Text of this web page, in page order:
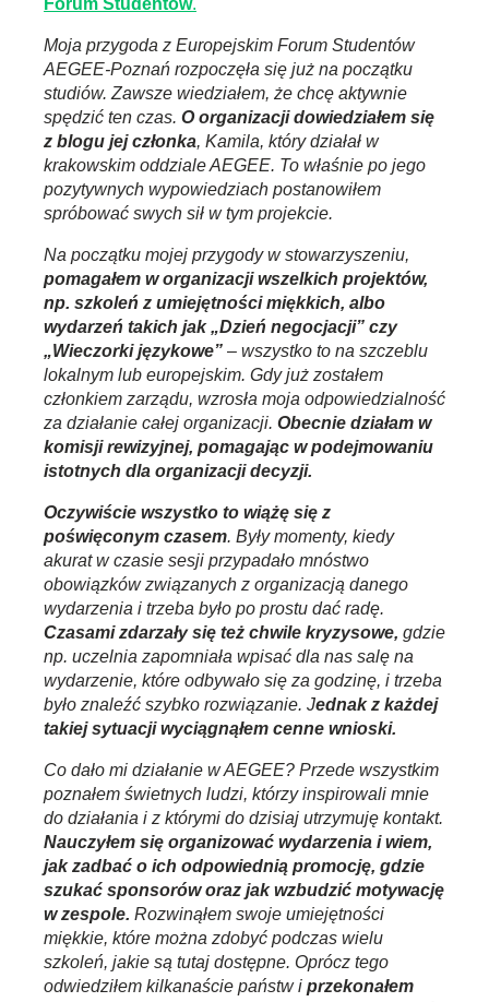
Forum Studentów.
Moja przygoda z Europejskim Forum Studentów
AEGEE-Poznań rozpoczęła się już na początku
studiów. Zawsze wiedziałem, że chcę aktywnie
spędzić ten czas. O organizacji dowiedziałem się
z blogu jej członka, Kamila, który działał w
krakowskim oddziale AEGEE. To właśnie po jego
pozytywnych wypowiedziach postanowiłem
spróbować swych sił w tym projekcie.
Na początku mojej przygody w stowarzyszeniu,
pomagałem w organizacji wszelkich projektów,
np. szkoleń z umiejętności miękkich, albo
wydarzeń takich jak „Dzień negocjacji” czy
„Wieczorki językowe” – wszystko to na szczeblu
lokalnym lub europejskim. Gdy już zostałem
członkiem zarządu, wzrosła moja odpowiedzialność
za działanie całej organizacji. Obecnie działam w
komisji rewizyjnej, pomagając w podejmowaniu
istotnych dla organizacji decyzji.
Oczywiście wszystko to wiążę się z
poświęconym czasem. Były momenty, kiedy
akurat w czasie sesji przypadało mnóstwo
obowiązków związanych z organizacją danego
wydarzenia i trzeba było po prostu dać radę.
Czasami zdarzały się też chwile kryzysowe, gdzie
np. uczelnia zapomniała wpisać dla nas salę na
wydarzenie, które odbywało się za godzinę, i trzeba
było znaleźć szybko rozwiązanie. Jednak z każdej
takiej sytuacji wyciągnąłem cenne wnioski.
Co dało mi działanie w AEGEE? Przede wszystkim
poznałem świetnych ludzi, którzy inspirowali mnie
do działania i z którymi do dzisiaj utrzymuję kontakt.
Nauczyłem się organizować wydarzenia i wiem,
jak zadbać o ich odpowiednią promocję, gdzie
szukać sponsorów oraz jak wzbudzić motywację
w zespole. Rozwinąłem swoje umiejętności
miękkie, które można zdobyć podczas wielu
szkoleń, jakie są tutaj dostępne. Oprócz tego
odwiedziłem kilkanaście państw i przekonałem